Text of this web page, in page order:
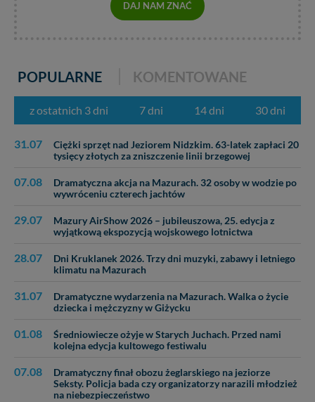
DAJ NAM ZNAĆ
POPULARNE KOMENTOWANE
z ostatnich 3 dni 7 dni 14 dni 30 dni
31.07
Ciężki sprzęt nad Jeziorem Nidzkim. 63-latek zapłaci 20
tysięcy złotych za zniszczenie linii brzegowej
07.08
Dramatyczna akcja na Mazurach. 32 osoby w wodzie po
wywróceniu czterech jachtów
29.07
Mazury AirShow 2026 – jubileuszowa, 25. edycja z
wyjątkową ekspozycją wojskowego lotnictwa
28.07
Dni Kruklanek 2026. Trzy dni muzyki, zabawy i letniego
klimatu na Mazurach
31.07
Dramatyczne wydarzenia na Mazurach. Walka o życie
dziecka i mężczyzny w Giżycku
01.08
Średniowiecze ożyje w Starych Juchach. Przed nami
kolejna edycja kultowego festiwalu
07.08
Dramatyczny finał obozu żeglarskiego na jeziorze
Seksty. Policja bada czy organizatorzy narazili młodzież
na niebezpieczeństwo
zawsze jest możliwe techniczne zrealizowanie Twoich
praw w odniesieniu do informacji zawartych w plikach
Dziękujemy, i życzmy miłego odkrywania Mazur na
nowo...